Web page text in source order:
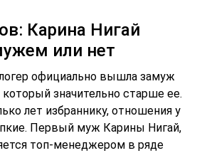
Карина Нигай
или нет
официально вышла замуж
значительно старше ее.
лет избраннику, отношения у
Первый муж Карины Нигай,
топ-менеджером в ряде